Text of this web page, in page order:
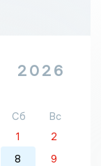
2026
Сб
Вс
1
2
8
9